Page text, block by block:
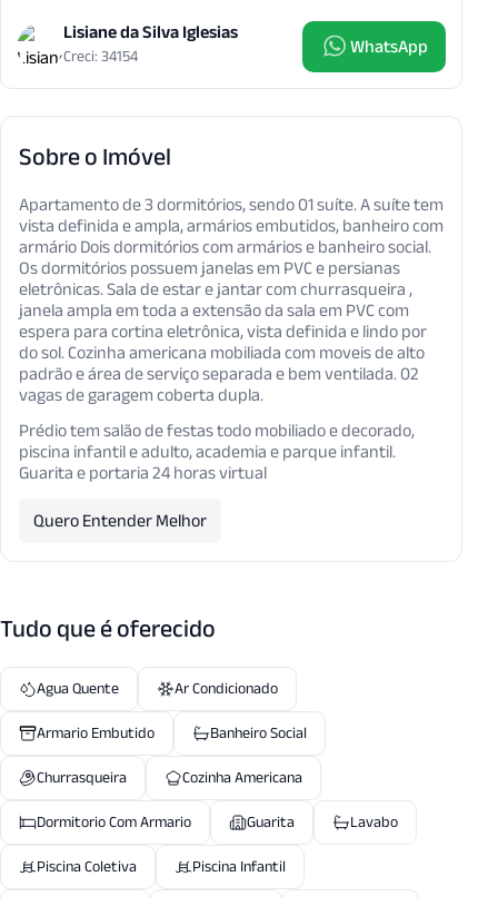
Lisiane da Silva Iglesias
Creci: 34154 WhatsApp
Sobre o Imóvel
Apartamento de 3 dormitórios, sendo 01 suíte. A suíte tem
vista definida e ampla, armários embutidos, banheiro com
armário Dois dormitórios com armários e banheiro social.
Os dormitórios possuem janelas em PVC e persianas
eletrônicas. Sala de estar e jantar com churrasqueira ,
janela ampla em toda a extensão da sala em PVC com
espera para cortina eletrônica, vista definida e lindo por
do sol. Cozinha americana mobiliada com moveis de alto
padrão e área de serviço separada e bem ventilada. 02
vagas de garagem coberta dupla.
Prédio tem salão de festas todo mobiliado e decorado,
piscina infantil e adulto, academia e parque infantil.
Guarita e portaria 24 horas virtual
Quero Entender Melhor
Tudo que é oferecido
Agua Quente
Ar Condicionado
Armario Embutido
Banheiro Social
Churrasqueira
Cozinha Americana
Dormitorio Com Armario
Guarita
Lavabo
Piscina Coletiva
Piscina Infantil